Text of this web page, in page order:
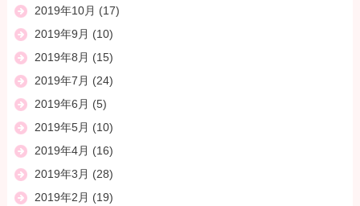
2019年10月 (17)
2019年9月 (10)
2019年8月 (15)
2019年7月 (24)
2019年6月 (5)
2019年5月 (10)
2019年4月 (16)
2019年3月 (28)
2019年2月 (19)